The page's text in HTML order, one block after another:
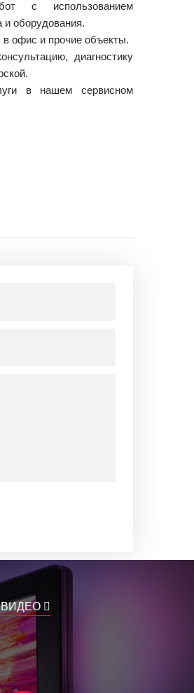
с использованием
и оборудования.
в офис и прочие объекты.
диагностику
в нашем сервисном